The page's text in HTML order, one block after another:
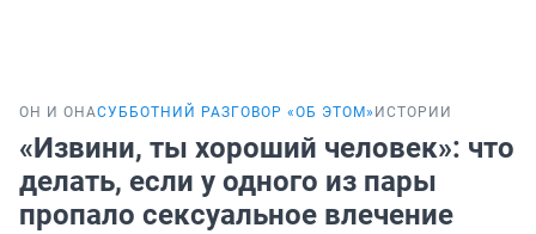
ОН И ОНАСУББОТНИЙ РАЗГОВОР «ОБ ЭТОМ» ИСТОРИИ
«Извини, ты хороший человек»: что
делать, если у одного из пары
пропало сексуальное влечение